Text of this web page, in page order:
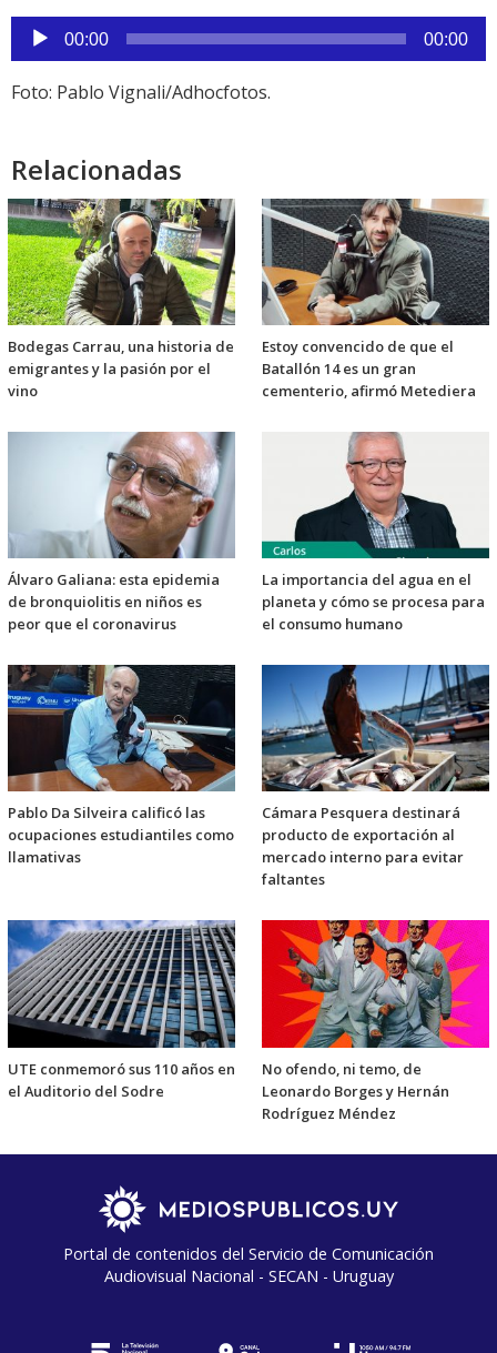
Reproductor
de
audio
00:00 00:00
Foto: Pablo Vignali/Adhocfotos.
Relacionadas
Bodegas Carrau, una historia de
emigrantes y la pasión por el
vino
Estoy convencido de que el
Batallón 14 es un gran
cementerio, afirmó Metediera
Álvaro Galiana: esta epidemia
de bronquiolitis en niños es
peor que el coronavirus
La importancia del agua en el
planeta y cómo se procesa para
el consumo humano
Pablo Da Silveira calificó las
ocupaciones estudiantiles como
llamativas
Cámara Pesquera destinará
producto de exportación al
mercado interno para evitar
faltantes
UTE conmemoró sus 110 años en
el Auditorio del Sodre
No ofendo, ni temo, de
Leonardo Borges y Hernán
Rodríguez Méndez
Portal de contenidos del Servicio de Comunicación
Audiovisual Nacional - SECAN - Uruguay